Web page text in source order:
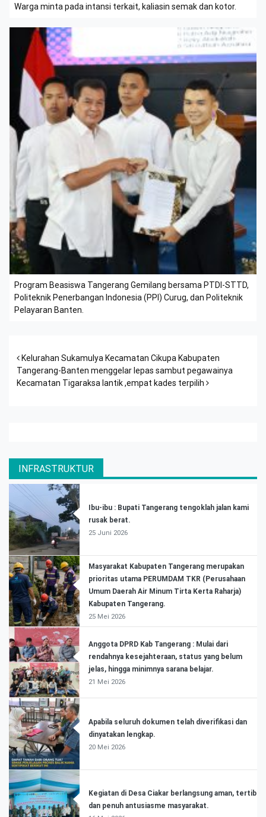
Warga minta pada intansi terkait, kaliasin semak dan kotor.
Program Beasiswa Tangerang Gemilang bersama PTDI-STTD,
Politeknik Penerbangan Indonesia (PPI) Curug, dan Politeknik
Pelayaran Banten.
Post navigation
Kelurahan Sukamulya Kecamatan Cikupa Kabupaten
Tangerang-Banten menggelar lepas sambut pegawainya
Kecamatan Tigaraksa lantik ,empat kades terpilih
INFRASTRUKTUR
Ibu-ibu : Bupati Tangerang tengoklah jalan kami
rusak berat.
25 Juni 2026
Masyarakat Kabupaten Tangerang merupakan
prioritas utama PERUMDAM TKR (Perusahaan
Umum Daerah Air Minum Tirta Kerta Raharja)
Kabupaten Tangerang.
25 Mei 2026
Anggota DPRD Kab Tangerang : Mulai dari
rendahnya kesejahteraan, status yang belum
jelas, hingga minimnya sarana belajar.
21 Mei 2026
Apabila seluruh dokumen telah diverifikasi dan
dinyatakan lengkap.
20 Mei 2026
Kegiatan di Desa Ciakar berlangsung aman, tertib
dan penuh antusiasme masyarakat.